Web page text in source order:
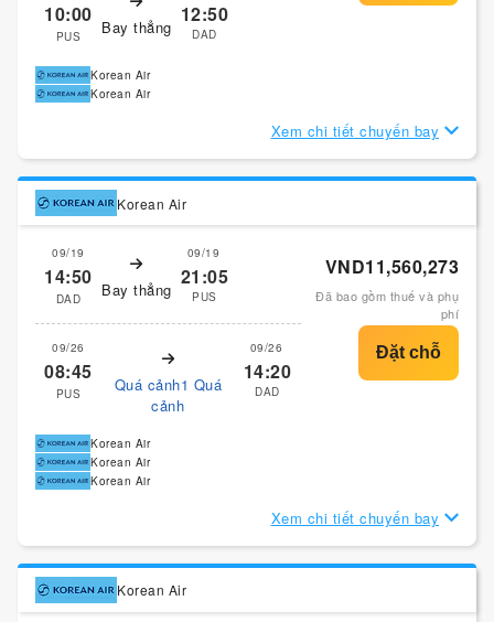
10:00
PUS Bay thẳng 12:50
DAD
Korean Air
Korean Air
Xem chi tiết chuyến bay
Korean Air
09/19
14:50
DAD Bay thẳng
09/19
21:05
PUS
09/26
08:45
PUS
Quá cảnh1 Quá
cảnh
09/26
14:20
DAD
VND11,560,273
Đã bao gồm thuế và phụ
phí
Korean Air
Korean Air
Korean Air
Xem chi tiết chuyến bay
Korean Air